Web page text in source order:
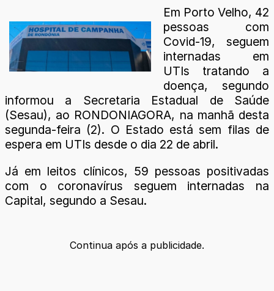
Em Porto Velho, 42
pessoas com
Covid-19, seguem
internadas em
UTIs tratando a
doença, segundo
informou a Secretaria Estadual de Saúde
(Sesau), ao RONDONIAGORA, na manhã desta
segunda-feira (2). O Estado está sem filas de
espera em UTIs desde o dia 22 de abril.
Já em leitos clínicos, 59 pessoas positivadas
com o coronavírus seguem internadas na
Capital, segundo a Sesau.
Continua após a publicidade.